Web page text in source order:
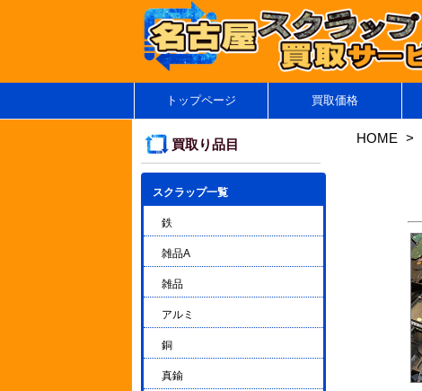
トップページ 買取価格
HOME
買取り品目
スクラップ一覧
鉄
雑品A
雑品
アルミ
銅
真鍮